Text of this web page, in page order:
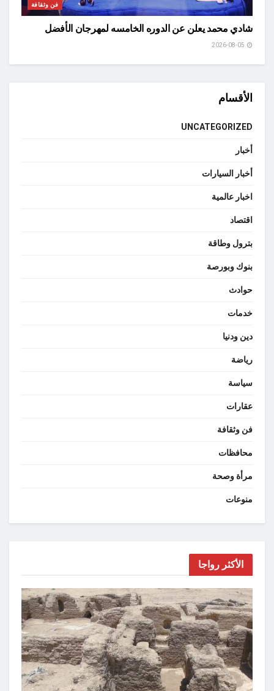
فن وثقافة
شادي محمد يعلن عن الدوره الخامسه لمهرجان الأفضل
الأقسام
UNCATEGORIZED
أخبار
أخبار السيارات
اخبار عالمية
اقتصاد
بترول وطاقة
بنوك وبورصة
حوادث
خدمات
دين ودنيا
رياضة
سياسة
عقارات
فن وثقافة
محافظات
مرأة وصحة
منوعات
الأكثر رواجا